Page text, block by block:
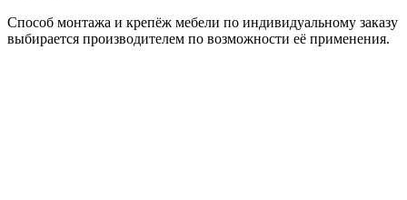
Способ монтажа и крепёж мебели по индивидуальному заказу
выбирается производителем по возможности её применения.